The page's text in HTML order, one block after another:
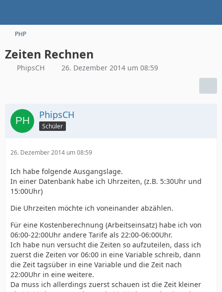
PHP
Zeiten Rechnen
PhipsCH 26. Dezember 2014 um 08:59
PhipsCH
Schüler
26. Dezember 2014 um 08:59
Ich habe folgende Ausgangslage.
In einer Datenbank habe ich Uhrzeiten, (z.B. 5:30Uhr und
15:00Uhr)
Die Uhrzeiten möchte ich voneinander abzählen.
Für eine Kostenberechnung (Arbeitseinsatz) habe ich von
06:00-22:00Uhr andere Tarife als 22:00-06:00Uhr.
Ich habe nun versucht die Zeiten so aufzuteilen, dass ich
zuerst die Zeiten vor 06:00 in eine Variable schreib, dann
die Zeit tagsüber in eine Variable und die Zeit nach
22:00Uhr in eine weitere.
Da muss ich allerdings zuerst schauen ist die Zeit kleiner